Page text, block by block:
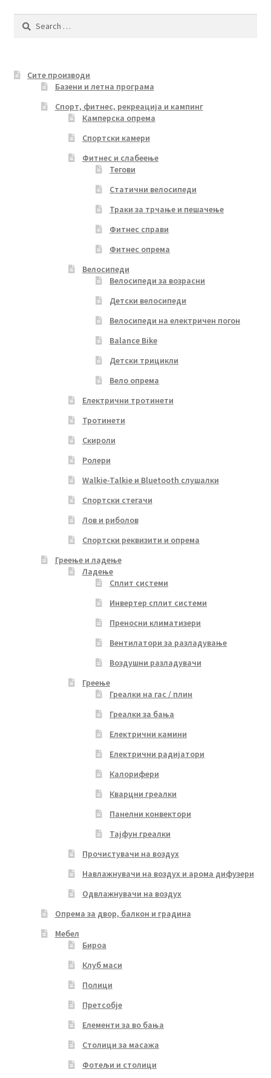
Search
Сите производи
Базени и летна програма
Спорт, фитнес, рекреација и кампинг
Камперска опрема
Спортски камери
Фитнес и слабеење
Тегови
Статични велосипеди
Траки за трчање и пешачење
Фитнес справи
Фитнес опрема
Велосипеди
Велосипеди за возрасни
Детски велосипеди
Велосипеди на електричен погон
Balance Bike
Детски трицикли
Вело опрема
Електрични тротинети
Тротинети
Скироли
Ролери
Walkie-Talkie и Bluetooth слушалки
Спортски стегачи
Лов и риболов
Спортски реквизити и опрема
Греење и ладење
Ладење
Сплит системи
Инвертер сплит системи
Преносни климатизери
Вентилатори за разладување
Воздушни разладувачи
Греење
Греалки на гас / плин
Греалки за бања
Електрични камини
Електрични радијатори
Калорифери
Кварцни греалки
Панелни конвектори
Тајфун греалки
Прочистувачи на воздух
Навлажнувачи на воздух и арома дифузери
Одвлажнувачи на воздух
Опрема за двор, балкон и градина
Мебел
Бироа
Клуб маси
Полици
Претсобје
Елементи за во бања
Столици за масажа
Фотељи и столици